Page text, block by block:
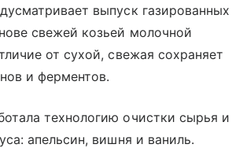
выпуск газированных
свежей козьей молочной
от сухой, свежая сохраняет
и ферментов.
технологию очистки сырья и
апельсин, вишня и ваниль.